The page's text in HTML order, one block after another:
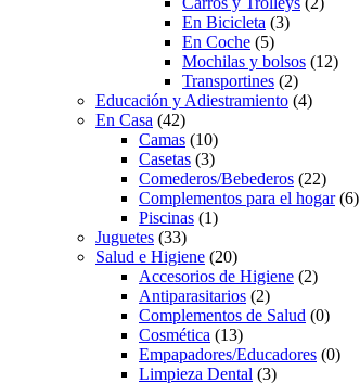
En Bicicleta (3)
En Coche (5)
Mochilas y bolsos (12)
Transportines (2)
Educación y Adiestramiento (4)
En Casa (42)
Camas (10)
Casetas (3)
Comederos/Bebederos (22)
Complementos para el hogar (6)
Piscinas (1)
Juguetes (33)
Salud e Higiene (20)
Accesorios de Higiene (2)
Antiparasitarios (2)
Complementos de Salud (0)
Cosmética (13)
Empapadores/Educadores (0)
Limpieza Dental (3)